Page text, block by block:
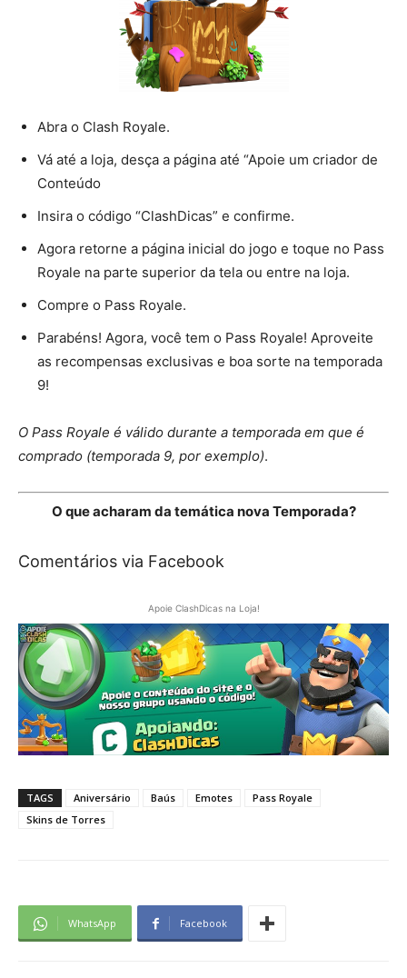
Abra o Clash Royale.
Vá até a loja, desça a página até “Apoie um criador de
Conteúdo
Insira o código “ClashDicas” e confirme.
Agora retorne a página inicial do jogo e toque no Pass
Royale na parte superior da tela ou entre na loja.
Compre o Pass Royale.
Parabéns! Agora, você tem o Pass Royale! Aproveite
as recompensas exclusivas e boa sorte na temporada
9!
O Pass Royale é válido durante a temporada em que é
comprado (temporada 9, por exemplo).
O que acharam da temática nova Temporada?
Comentários via Facebook
Apoie ClashDicas na Loja!
TAGS Aniversário Baús Emotes
Pass Royale
Skins de Torres
WhatsApp Facebook